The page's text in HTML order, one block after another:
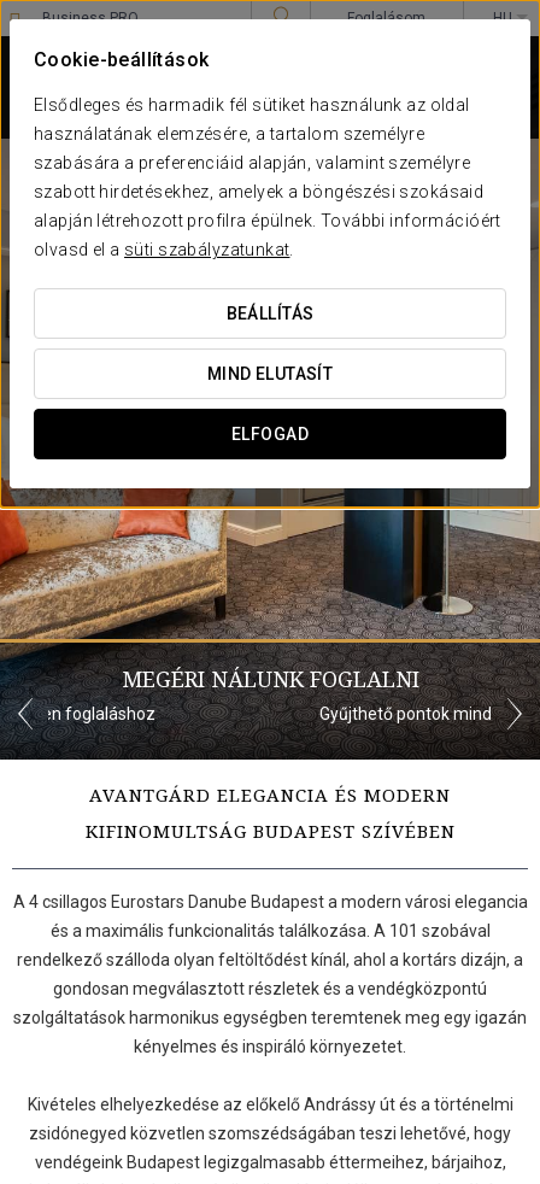
Cookie-beállítások
Elsődleges és harmadik fél sütiket használunk az oldal
használatának elemzésére, a tartalom személyre
szabására a preferenciáid alapján, valamint személyre
szabott hirdetésekhez, amelyek a böngészési szokásaid
alapján létrehozott profilra épülnek. További információért
olvasd el a süti szabályzatunkat
BEÁLLÍTÁS
MIND ELUTASÍT
ELFOGAD
Business PRO
Foglalásom HU
****
BUDAPEST
Budapest
MEGÉRI NÁLUNK FOGLALNI
Gyűjthető pontok minden foglalással
AVANTGÁRD ELEGANCIA ÉS MODERN
KIFINOMULTSÁG BUDAPEST SZÍVÉBEN
A 4 csillagos Eurostars Danube Budapest a modern városi elegancia
és a maximális funkcionalitás találkozása. A 101 szobával
rendelkező szálloda olyan feltöltődést kínál, ahol a kortárs dizájn, a
gondosan megválasztott részletek és a vendégközpontú
szolgáltatások harmonikus egységben teremtenek meg egy igazán
kényelmes és inspiráló környezetet.
Kivételes elhelyezkedése az előkelő Andrássy út és a történelmi
zsidónegyed közvetlen szomszédságában teszi lehetővé, hogy
vendégeink Budapest legizgalmasabb éttermeihez, bárjaihoz,